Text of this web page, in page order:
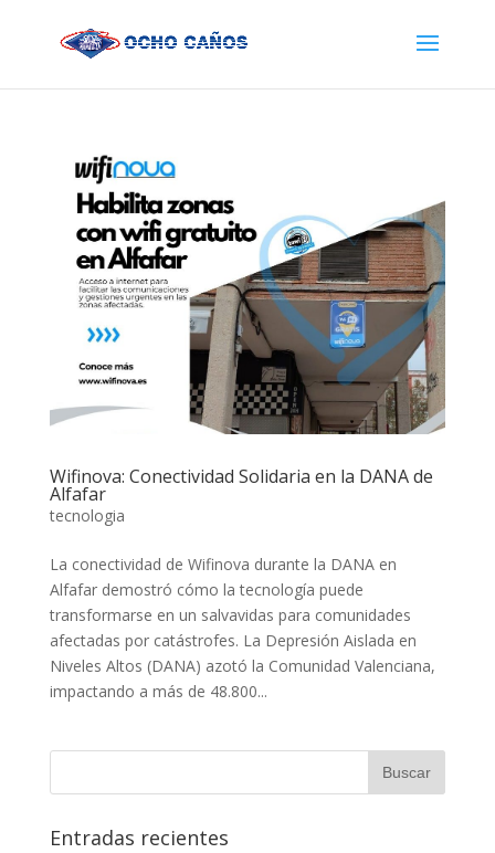
Wifinova: Conectividad Solidaria en la DANA de
Alfafar
tecnologia
La conectividad de Wifinova durante la DANA en
Alfafar demostró cómo la tecnología puede
transformarse en un salvavidas para comunidades
afectadas por catástrofes. La Depresión Aislada en
Niveles Altos (DANA) azotó la Comunidad Valenciana,
impactando a más de 48.800...
Entradas recientes